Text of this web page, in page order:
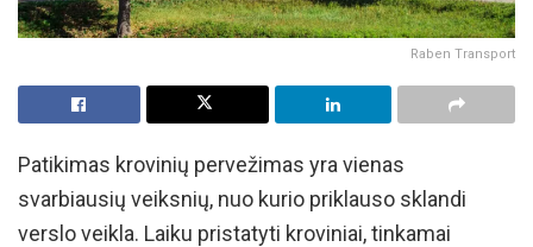
Raben Transport
Patikimas krovinių pervežimas yra vienas
svarbiausių veiksnių, nuo kurio priklauso sklandi
verslo veikla. Laiku pristatyti kroviniai, tinkamai